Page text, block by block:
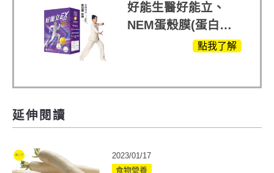
好能生醫好能立、
NEM蛋殼膜(蛋白聚
醣)關鍵配方，厲害其
點我了解
延伸閱讀
2023/01/17
食物營養